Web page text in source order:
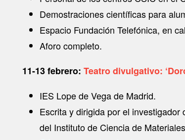
Demostraciones científicas para
Espacio Fundación Telefónica, en
Aforo completo.
11-13 febrero: Teatro divulgativo:
IES Lope de Vega de Madrid.
Escrita y dirigida por el
del Instituto de Ciencia de